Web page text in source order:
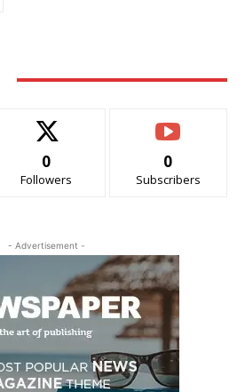
0
Followers
0
Subscribers
- Advertisement -